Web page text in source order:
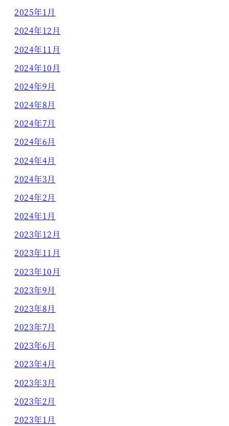
2025年1月
2024年12月
2024年11月
2024年10月
2024年9月
2024年8月
2024年7月
2024年6月
2024年4月
2024年3月
2024年2月
2024年1月
2023年12月
2023年11月
2023年10月
2023年9月
2023年8月
2023年7月
2023年6月
2023年4月
2023年3月
2023年2月
2023年1月